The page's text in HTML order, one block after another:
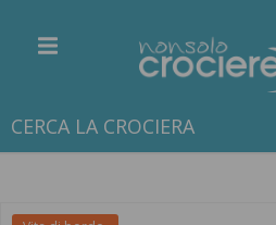
CERCA LA CROCIERA